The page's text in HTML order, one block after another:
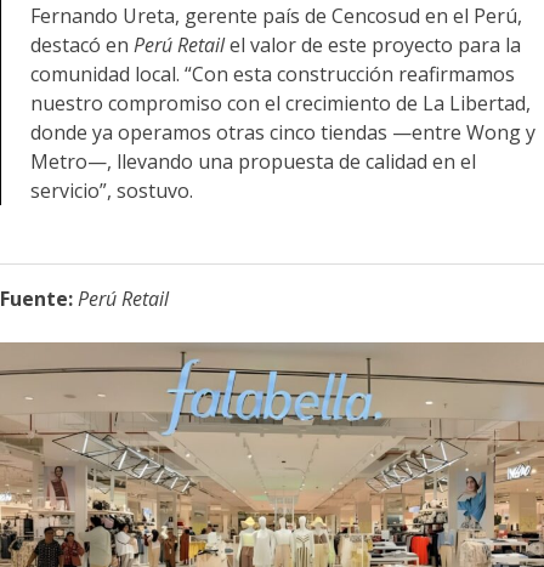
Fernando Ureta, gerente país de Cencosud en el Perú,
destacó en Perú Retailel valor de este proyecto para la
comunidad local. “Con esta construcción reafirmamos
nuestro compromiso con el crecimiento de La Libertad,
donde ya operamos otras cinco tiendas —entre Wong y
Metro—, llevando una propuesta de calidad en el
servicio”, sostuvo.
Fuente:Perú Retail